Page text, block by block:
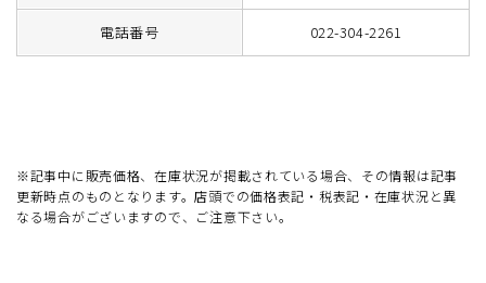
電話番号 022-304-2261
※記事中に販売価格、在庫状況が掲載されている場合、その情報は記事
更新時点のものとなります。店頭での価格表記・税表記・在庫状況と異
なる場合がございますので、ご注意下さい。